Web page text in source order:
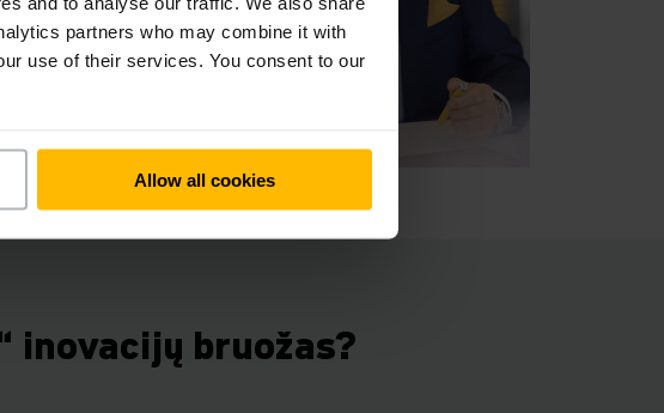
partners who may combine it with
use of their services. You consent to our
Allow all cookies
inovacijų bruožas?